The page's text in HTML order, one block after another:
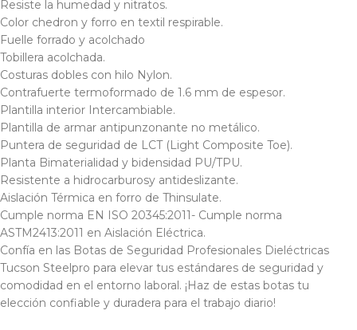
Resiste la humedad y nitratos.
Color chedron y forro en textil respirable.
Fuelle forrado y acolchado
Tobillera acolchada.
Costuras dobles con hilo Nylon.
Contrafuerte termoformado de 1.6 mm de espesor.
Plantilla interior Intercambiable.
Plantilla de armar antipunzonante no metálico.
Puntera de seguridad de LCT (Light Composite Toe).
Planta Bimaterialidad y bidensidad PU/TPU.
Resistente a hidrocarburosy antideslizante.
Aislación Térmica en forro de Thinsulate.
Cumple norma EN ISO 20345:2011- Cumple norma
ASTM2413:2011 en Aislación Eléctrica.
Confía en las Botas de Seguridad Profesionales Dieléctricas
Tucson Steelpro para elevar tus estándares de seguridad y
comodidad en el entorno laboral. ¡Haz de estas botas tu
elección confiable y duradera para el trabajo diario!